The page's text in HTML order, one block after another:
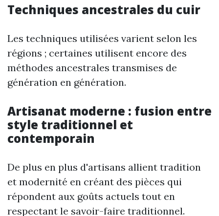
Techniques ancestrales du cuir
Les techniques utilisées varient selon les
régions ; certaines utilisent encore des
méthodes ancestrales transmises de
génération en génération.
Artisanat moderne : fusion entre
style traditionnel et
contemporain
De plus en plus d'artisans allient tradition
et modernité en créant des pièces qui
répondent aux goûts actuels tout en
respectant le savoir-faire traditionnel.